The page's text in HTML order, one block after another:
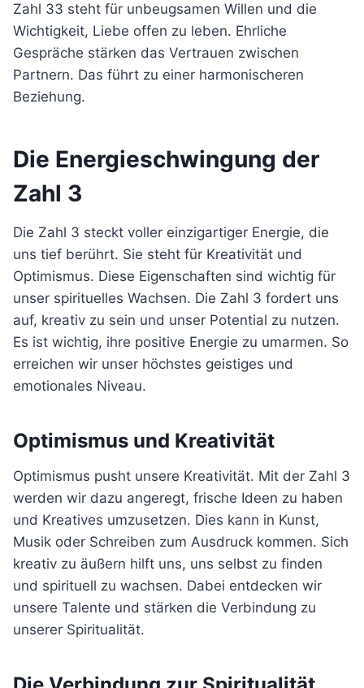
Zahl 33 steht für unbeugsamen Willen und die
Wichtigkeit, Liebe offen zu leben. Ehrliche
Gespräche stärken das Vertrauen zwischen
Partnern. Das führt zu einer harmonischeren
Beziehung.
Die Energieschwingung der
Zahl 3
Die Zahl 3 steckt voller einzigartiger Energie, die
uns tief berührt. Sie steht für Kreativität und
Optimismus. Diese Eigenschaften sind wichtig für
unser spirituelles Wachsen. Die Zahl 3 fordert uns
auf, kreativ zu sein und unser Potential zu nutzen.
Es ist wichtig, ihre positive Energie zu umarmen. So
erreichen wir unser höchstes geistiges und
emotionales Niveau.
Optimismus und Kreativität
Optimismus pusht unsere Kreativität. Mit der Zahl 3
werden wir dazu angeregt, frische Ideen zu haben
und Kreatives umzusetzen. Dies kann in Kunst,
Musik oder Schreiben zum Ausdruck kommen. Sich
kreativ zu äußern hilft uns, uns selbst zu finden
und spirituell zu wachsen. Dabei entdecken wir
unsere Talente und stärken die Verbindung zu
unserer Spiritualität.